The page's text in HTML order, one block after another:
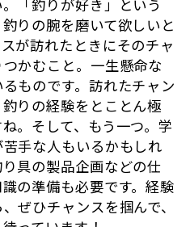
「釣りが好き」という
りの腕を磨いて欲しいと
が訪れたときにそのチャ
かむこと。一生懸命な
ものです。訪れたチャン
りの経験をとことん極
。そして、もう一つ。学
手な人もいるかもしれ
具の製品企画などの仕
の準備も必要です。経験
ぜひチャンスを掴んで、